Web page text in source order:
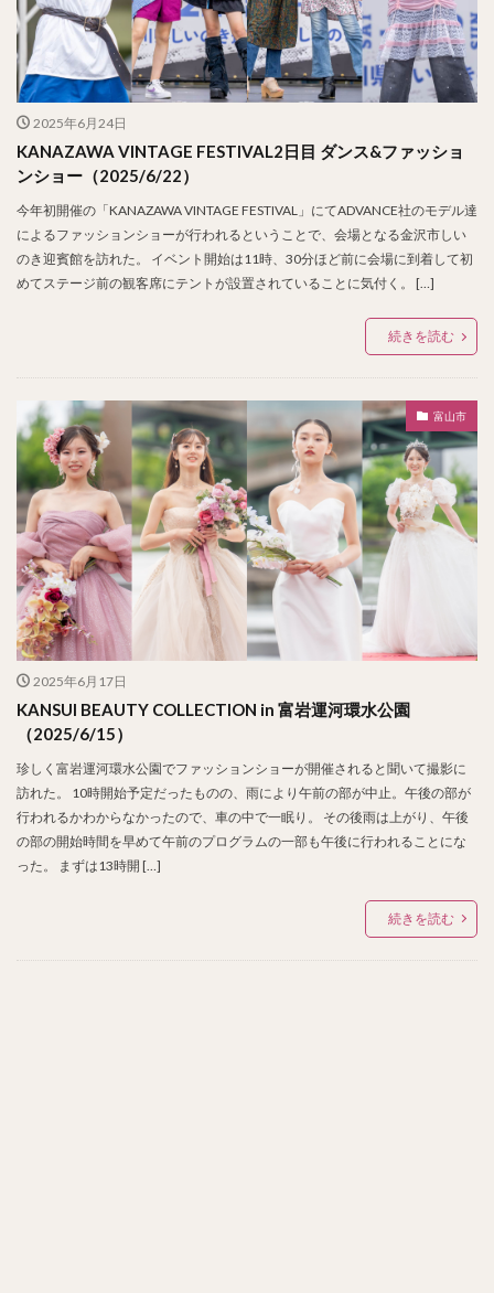
2025年6月24日
KANAZAWA VINTAGE FESTIVAL2日目 ダンス&ファッショ
ンショー（2025/6/22）
今年初開催の「KANAZAWA VINTAGE FESTIVAL」にてADVANCE社のモデル達
によるファッションショーが行われるということで、会場となる金沢市しい
のき迎賓館を訪れた。 イベント開始は11時、30分ほど前に会場に到着して初
めてステージ前の観客席にテントが設置されていることに気付く。 […]
続きを読む
富山市
2025年6月17日
KANSUI BEAUTY COLLECTION in 富岩運河環水公園
（2025/6/15）
珍しく富岩運河環水公園でファッションショーが開催されると聞いて撮影に
訪れた。 10時開始予定だったものの、雨により午前の部が中止。午後の部が
行われるかわからなかったので、車の中で一眠り。 その後雨は上がり、午後
の部の開始時間を早めて午前のプログラムの一部も午後に行われることにな
った。 まずは13時開 […]
続きを読む